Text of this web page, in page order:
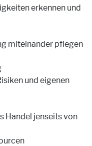
erkennen und
miteinander pflegen
und eigenen
Handel jenseits von